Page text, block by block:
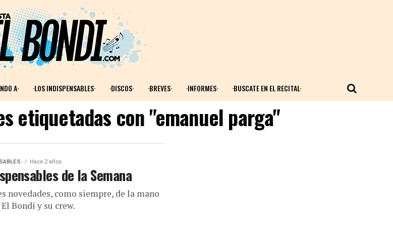
A· ·LOS INDISPENSABLES· ·DISCOS· ·BREVES· ·INFORMES· ·BUSCATE EN EL RECITAL·
etiquetadas con "emanuel parga"
Hace 2 años
de la Semana
novedades, como siempre, de la mano
Bondi y su crew.